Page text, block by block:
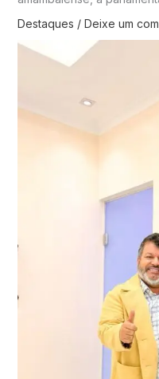
Destaques / Deixe um